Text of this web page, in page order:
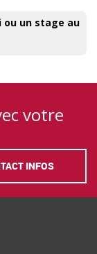
ou un stage au
votre
INFOS